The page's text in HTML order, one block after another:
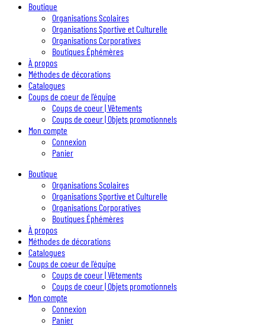
Boutique
Organisations Scolaires
Organisations Sportive et Culturelle
Organisations Corporatives
Boutiques Éphémères
À propos
Méthodes de décorations
Catalogues
Coups de coeur de l’équipe
Coups de coeur | Vêtements
Coups de coeur | Objets promotionnels
Mon compte
Connexion
Panier
Boutique
Organisations Scolaires
Organisations Sportive et Culturelle
Organisations Corporatives
Boutiques Éphémères
À propos
Méthodes de décorations
Catalogues
Coups de coeur de l’équipe
Coups de coeur | Vêtements
Coups de coeur | Objets promotionnels
Mon compte
Connexion
Panier